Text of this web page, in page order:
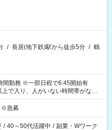
/ 長居(地下鉄)駅から徒歩5分 / 鶴
間勤務 ※一部日程で6:45開始有
で入り、人がいない時間帯がない
うイメージです
※急募
/ 40～50代活躍中 / 副業・Wワーク